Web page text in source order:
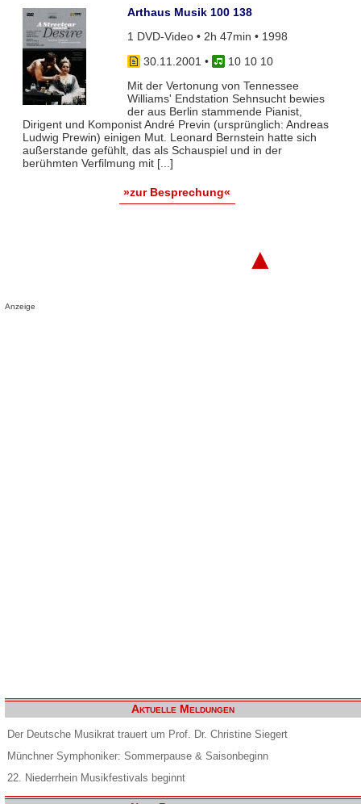
Arthaus Musik 100 138
1 DVD-Video • 2h 47min • 1998
30.11.2001 •
10 10 10
Mit der Vertonung von Tennessee
Williams' Endstation Sehnsucht bewies
der aus Berlin stammende Pianist,
Dirigent und Komponist André Previn (ursprünglich: Andreas
Ludwig Prewin) einigen Mut. Leonard Bernstein hatte sich
außerstande gefühlt, das als Schauspiel und in der
berühmten Verfilmung mit [...]
»zur Besprechung«
▲
Anzeige
Aktuelle Meldungen
Der Deutsche Musikrat trauert um Prof. Dr. Christine Siegert
Münchner Symphoniker: Sommerpause & Saisonbeginn
22. Niederrhein Musikfestivals beginnt